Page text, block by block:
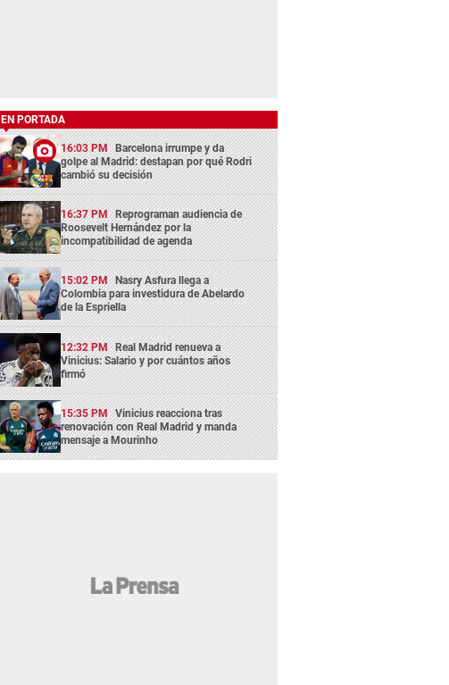
EN PORTADA
16:03 PM Barcelona irrumpe y da
golpe al Madrid: destapan por qué Rodri
cambió su decisión
16:37 PM Reprograman audiencia de
Roosevelt Hernández por la
incompatibilidad de agenda
15:02 PM Nasry Asfura llega a
Colombia para investidura de Abelardo
de la Espriella
12:32 PM Real Madrid renueva a
Vinicius: Salario y por cuántos años
firmó
15:35 PM Vinicius reacciona tras
renovación con Real Madrid y manda
mensaje a Mourinho